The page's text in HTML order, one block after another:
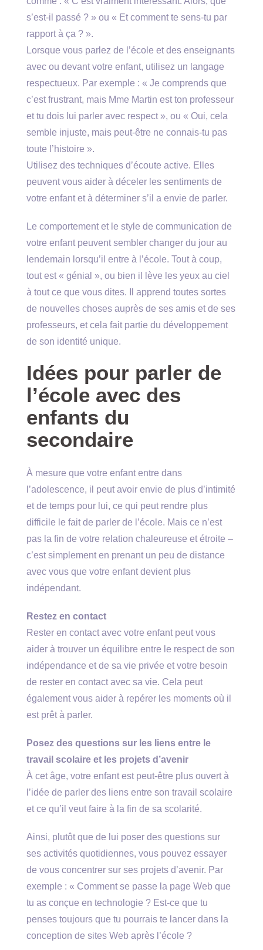
s’est-il passé ? » ou « Et comment te sens-tu par
rapport à ça ? ».
Lorsque vous parlez de l’école et des enseignants
avec ou devant votre enfant, utilisez un langage
respectueux. Par exemple : « Je comprends que
c’est frustrant, mais Mme Martin est ton professeur
et tu dois lui parler avec respect », ou « Oui, cela
semble injuste, mais peut-être ne connais-tu pas
toute l’histoire ».
Utilisez des techniques d’écoute active. Elles
peuvent vous aider à déceler les sentiments de
votre enfant et à déterminer s’il a envie de parler.
Le comportement et le style de communication de
votre enfant peuvent sembler changer du jour au
lendemain lorsqu’il entre à l’école. Tout à coup,
tout est « génial », ou bien il lève les yeux au ciel
à tout ce que vous dites. Il apprend toutes sortes
de nouvelles choses auprès de ses amis et de ses
professeurs, et cela fait partie du développement
de son identité unique.
Idées pour parler de
l’école avec des
enfants du
secondaire
À mesure que votre enfant entre dans
l’adolescence, il peut avoir envie de plus d’intimité
et de temps pour lui, ce qui peut rendre plus
difficile le fait de parler de l’école. Mais ce n’est
pas la fin de votre relation chaleureuse et étroite –
c’est simplement en prenant un peu de distance
avec vous que votre enfant devient plus
indépendant.
Restez en contact
Rester en contact avec votre enfant peut vous
aider à trouver un équilibre entre le respect de son
indépendance et de sa vie privée et votre besoin
de rester en contact avec sa vie. Cela peut
également vous aider à repérer les moments où il
est prêt à parler.
Posez des questions sur les liens entre le
travail scolaire et les projets d’avenir
À cet âge, votre enfant est peut-être plus ouvert à
l’idée de parler des liens entre son travail scolaire
et ce qu’il veut faire à la fin de sa scolarité.
Ainsi, plutôt que de lui poser des questions sur
ses activités quotidiennes, vous pouvez essayer
de vous concentrer sur ses projets d’avenir. Par
exemple : « Comment se passe la page Web que
tu as conçue en technologie ? Est-ce que tu
penses toujours que tu pourrais te lancer dans la
conception de sites Web après l’école ?